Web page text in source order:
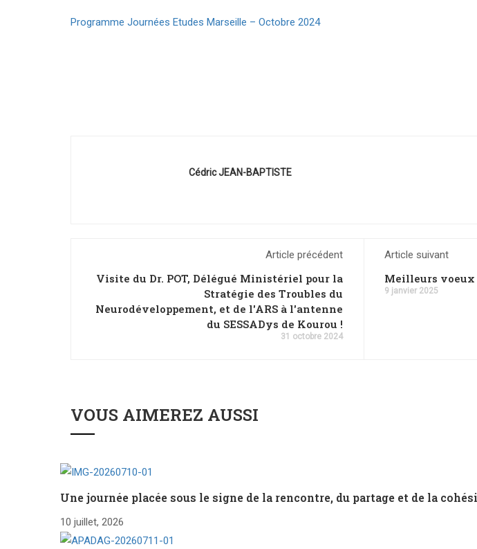
Programme Journées Etudes Marseille – Octobre 2024
Cédric JEAN-BAPTISTE
Article précédent
Visite du Dr. POT, Délégué Ministériel pour la
Stratégie des Troubles du
Neurodéveloppement, et de l'ARS à l'antenne
du SESSADys de Kourou !
31 octobre 2024
Article suivant
Meilleurs voeux
9 janvier 2025
VOUS AIMEREZ AUSSI
Une journée placée sous le signe de la rencontre, du partage et de la
10 juillet, 2026